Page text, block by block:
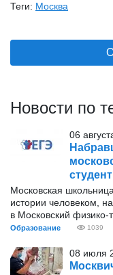
Теги: Москва
Новости по
06
Московская
истории человеком,
в Московский физико-
Образование 1039
08 июля